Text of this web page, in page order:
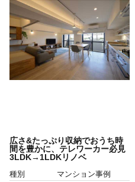
広さ&たっぷり収納でおうち時
間を豊かに、テレワーカー必見
3LDK→1LDKリノベ
種別
マンション事例